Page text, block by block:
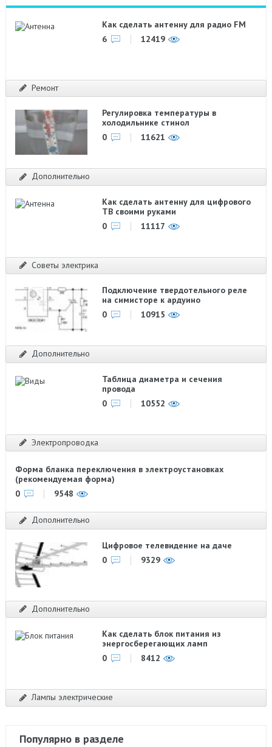
Как сделать антенну для радио FM
6
12419
Ремонт
Регулировка температуры в
холодильнике стинол
0
11621
Дополнительно
Как сделать антенну для цифрового
ТВ своими руками
0
11117
Советы электрика
Подключение твердотельного реле
на симисторе к ардуино
0
10915
Дополнительно
Таблица диаметра и сечения
провода
0
10552
Электропроводка
Форма бланка переключения в электроустановках
(рекомендуемая форма)
0
9548
Дополнительно
Цифровое телевидение на даче
0
9329
Дополнительно
Как сделать блок питания из
энергосберегающих ламп
0
8412
Лампы электрические
Популярно в разделе